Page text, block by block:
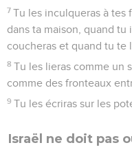
7 Tu les inculqueras à tes
dans ta maison, quand tu
coucheras et quand tu te
8 Tu les lieras comme un
comme des fronteaux
9 Tu les écriras sur les
Israël ne doit pas